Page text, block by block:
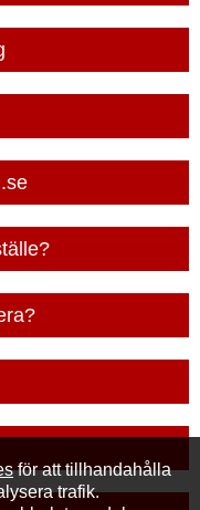
för att tillhandahålla
trafik.